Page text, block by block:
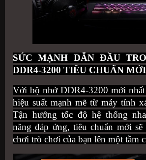
SỨC MẠNH DẪN ĐẦU
DDR4-3200 TIÊU CHUẨN
Với bộ nhớ DDR4-3200 mới
hiệu suất mạnh mẽ từ máy tính
Tận hưởng tốc độ hệ thống
năng đáp ứng, tiêu chuẩn mới
chơi trò chơi của bạn lên một tầm